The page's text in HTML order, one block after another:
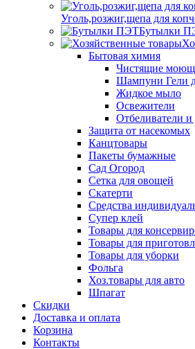
Уголь,розжиг,щепа для
Бутылки
Бытовая химия
Чистящие
Шампуни Гели
Жидкое мыло
Освежители
Отбеливатели
Защита от насекомых
Канцтовары
Пакеты бумажные
Сад Огород
Сетка для овощей
Скатерти
Средства
Супер клей
Товары для
Товары для
Товары для уборки
Фольга
Хоз.товары для авто
Шпагат
Скидки
Доставка и оплата
Корзина
Контакты